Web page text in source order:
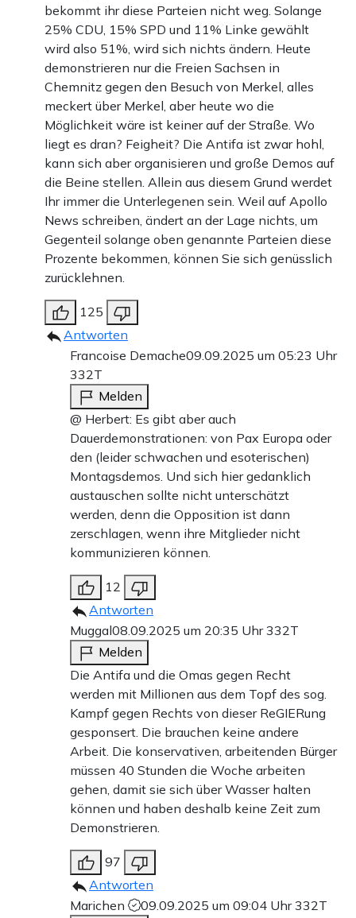
bekommt ihr diese Parteien nicht weg. Solange
25% CDU, 15% SPD und 11% Linke gewählt
wird also 51%, wird sich nichts ändern. Heute
demonstrieren nur die Freien Sachsen in
Chemnitz gegen den Besuch von Merkel, alles
meckert über Merkel, aber heute wo die
Möglichkeit wäre ist keiner auf der Straße. Wo
liegt es dran? Feigheit? Die Antifa ist zwar hohl,
kann sich aber organisieren und große Demos auf
die Beine stellen. Allein aus diesem Grund werdet
Ihr immer die Unterlegenen sein. Weil auf Apollo
News schreiben, ändert an der Lage nichts, um
Gegenteil solange oben genannte Parteien diese
Prozente bekommen, können Sie sich genüsslich
zurücklehnen.
125
Antworten
Francoise Demache09.09.2025 um 05:23 Uhr
332T
Melden
@ Herbert: Es gibt aber auch
Dauerdemonstrationen: von Pax Europa oder
den (leider schwachen und esoterischen)
Montagsdemos. Und sich hier gedanklich
austauschen sollte nicht unterschätzt
werden, denn die Opposition ist dann
zerschlagen, wenn ihre Mitglieder nicht
kommunizieren können.
12
Antworten
Muggal08.09.2025 um 20:35 Uhr332T
Melden
Die Antifa und die Omas gegen Recht
werden mit Millionen aus dem Topf des sog.
Kampf gegen Rechts von dieser ReGIERung
gesponsert. Die brauchen keine andere
Arbeit. Die konservativen, arbeitenden Bürger
müssen 40 Stunden die Woche arbeiten
gehen, damit sie sich über Wasser halten
können und haben deshalb keine Zeit zum
Demonstrieren.
97
Antworten
Marichen
09.09.2025 um 09:04 Uhr332T